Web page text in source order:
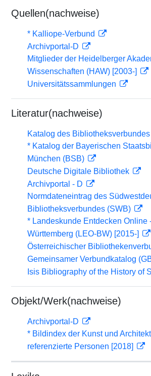
Quellen(nachweise)
* Kalliope-Verbund
Archivportal-D
Mitglieder der Heidelberger
Wissenschaften (HAW) [2003-]
Universitätssammlungen
Literatur(nachweise)
Katalog des
* Katalog der Bayerischen
München (BSB)
Deutsche Digitale Bibliothek
Archivportal - D
Normdateneintrag des
Bibliotheksverbundes (SWB)
* Landeskunde Entdecken Online
Württemberg (LEO-BW) [2015-]
Österreichischer
Gemeinsamer Verbundkatalog
Isis Bibliography of the History of
Objekt/Werk(nachweise)
Archivportal-D
* Bildindex der Kunst und
referenzierte Personen [2018]